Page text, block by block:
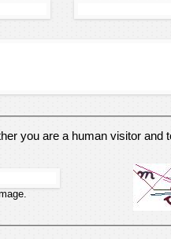
you are a human visitor and